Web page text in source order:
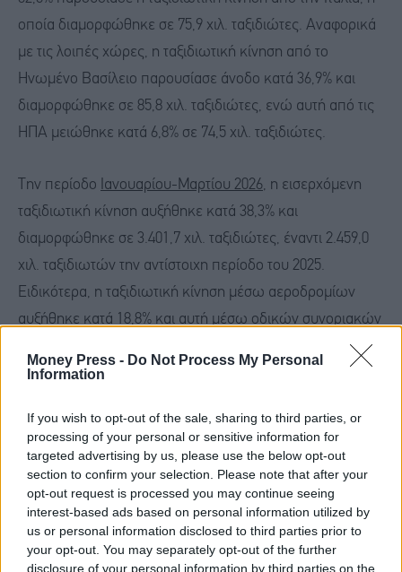
Money Press - Do Not Process My Personal
Information
If you wish to opt-out of the sale, sharing to third parties, or
processing of your personal or sensitive information for
targeted advertising by us, please use the below opt-out
section to confirm your selection. Please note that after your
opt-out request is processed you may continue seeing
interest-based ads based on personal information utilized by
us or personal information disclosed to third parties prior to
your opt-out. You may separately opt-out of the further
disclosure of your personal information by third parties on the
οποία διαμορφώθηκε σε 75,9 χιλ. ταξιδιώτες. Αναφορικά
με τις λοιπές χώρες, η ταξιδιωτική κίνηση από το
Ηνωμένο Βασίλειο παρουσίασε άνοδο κατά 36,9% και
διαμορφώθηκε σε 85,8 χιλ. ταξιδιώτες, ενώ αυτή από τις
ΗΠΑ μειώθηκε κατά 6,8% σε 74,5 χιλ. ταξιδιώτες.
Την περίοδο Ιανουαρίου-Μαρτίου 2026, η εισερχόμενη
ταξιδιωτική κίνηση αυξήθηκε κατά 38,3% και
διαμορφώθηκε σε 3.401,7 χιλ. ταξιδιώτες, έναντι 2.459,0
χιλ. ταξιδιωτών την αντίστοιχη περίοδο του 2025.
Ειδικότερα, η ταξιδιωτική κίνηση μέσω αεροδρομίων
αυξήθηκε κατά 18,8% και αυτή μέσω οδικών συνοριακών
σταθμών κατά 84,3%. Κατά την επισκοπούμενη περίοδο,
η ταξιδιωτική κίνηση από τις χώρες της ΕΕ-27
παρουσιάζοντας άνοδο κατά 51,5% σε σύγκριση με την
αντίστοιχη περίοδο του 2025, ενώ η ταξιδιωτική κίνηση
από τις λοιπές χώρες αυξήθηκε κατά 26,2% και
διαμορφώθηκε σε 1.615,8 χιλ. ταξιδιώτες. Η ταξιδιωτική
κίνηση από τις χώρες της ζώνης του ευρώ κατέγραψε
άνοδο κατά 43,9%, ενώ η ταξιδιωτική κίνηση από τις